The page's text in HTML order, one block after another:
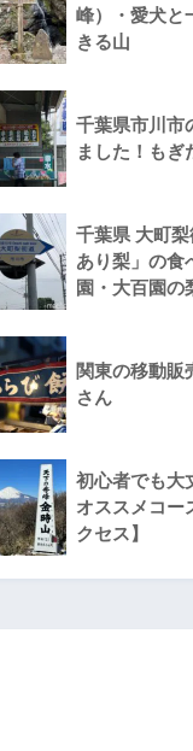
峰）・愛犬と
きる山
千葉県市川市
ました！もぎ
千葉県 大町
あり梨」の食
園・大百園の
関東の移動販
さん
初心者でも大
オススメコー
クセス】